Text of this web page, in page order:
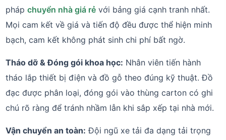
phápchuyển nhà giá rẻ với bảng giá cạnh tranh nhất.
Mọi cam kết về giá và tiến độ đều được thể hiện minh
bạch, cam kết không phát sinh chi phí bất ngờ.
Tháo dỡ & Đóng gói khoa học: Nhân viên tiến hành
tháo lắp thiết bị điện và đồ gỗ theo đúng kỹ thuật. Đồ
đạc được phân loại, đóng gói vào thùng carton có ghi
chú rõ ràng để tránh nhầm lẫn khi sắp xếp tại nhà mới.
Vận chuyển an toàn: Đội ngũ xe tải đa dạng tải trọng